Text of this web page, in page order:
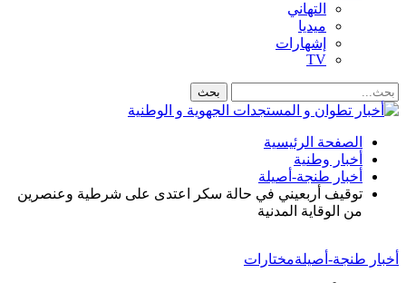
التهاني
ميديا
إشهارات
TV
الصفحة الرئيسية
أخبار وطنية
أخبار طنجة-أصيلة
توقيف أربعيني في حالة سكر اعتدى على شرطية وعنصرين
من الوقاية المدنية
أخبار طنجة-أصيلةمختارات